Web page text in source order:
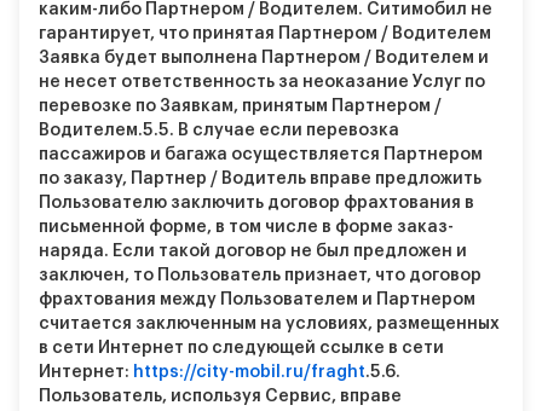
каким-либо Партнером / Водителем. Ситимобил не
гарантирует, что принятая Партнером / Водителем
Заявка будет выполнена Партнером / Водителем и
не несет ответственность за неоказание Услуг по
перевозке по Заявкам, принятым Партнером /
Водителем.5.5. В случае если перевозка
пассажиров и багажа осуществляется Партнером
по заказу, Партнер / Водитель вправе предложить
Пользователю заключить договор фрахтования в
письменной форме, в том числе в форме заказ-
наряда. Если такой договор не был предложен и
заключен, то Пользователь признает, что договор
фрахтования между Пользователем и Партнером
считается заключенным на условиях, размещенных
в сети Интернет по следующей ссылке в сети
Интернет: https://city-mobil.ru/fraght.5.6.
Пользователь, используя Сервис, вправе